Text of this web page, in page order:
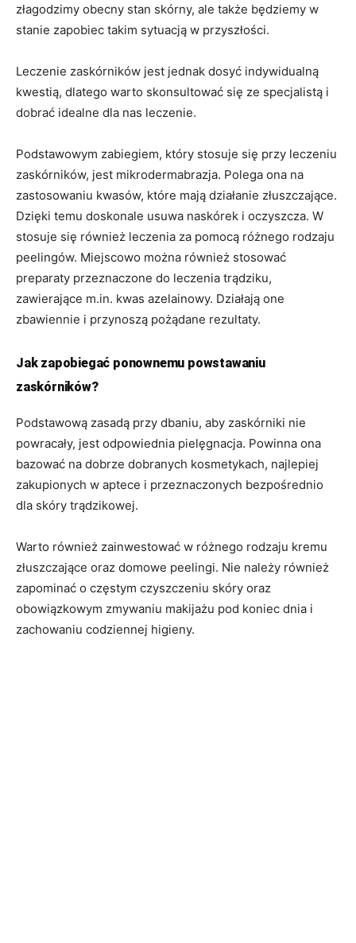
złagodzimy obecny stan skórny, ale także będziemy w
stanie zapobiec takim sytuacją w przyszłości.
Leczenie zaskórników jest jednak dosyć indywidualną
kwestią, dlatego warto skonsultować się ze specjalistą i
dobrać idealne dla nas leczenie.
Podstawowym zabiegiem, który stosuje się przy leczeniu
zaskórników, jest mikrodermabrazja. Polega ona na
zastosowaniu kwasów, które mają działanie złuszczające.
Dzięki temu doskonale usuwa naskórek i oczyszcza. W
stosuje się również leczenia za pomocą różnego rodzaju
peelingów. Miejscowo można również stosować
preparaty przeznaczone do leczenia trądziku,
zawierające m.in. kwas azelainowy. Działają one
zbawiennie i przynoszą pożądane rezultaty.
Jak zapobiegać ponownemu powstawaniu
zaskórników?
Podstawową zasadą przy dbaniu, aby zaskórniki nie
powracały, jest odpowiednia pielęgnacja. Powinna ona
bazować na dobrze dobranych kosmetykach, najlepiej
zakupionych w aptece i przeznaczonych bezpośrednio
dla skóry trądzikowej.
Warto również zainwestować w różnego rodzaju kremu
złuszczające oraz domowe peelingi. Nie należy również
zapominać o częstym czyszczeniu skóry oraz
obowiązkowym zmywaniu makijażu pod koniec dnia i
zachowaniu codziennej higieny.